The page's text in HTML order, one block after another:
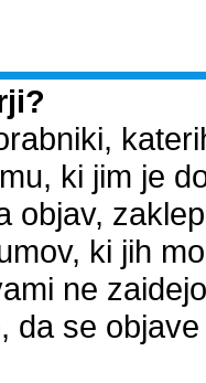
ki jim je
objav,
ki jih
ne
da se